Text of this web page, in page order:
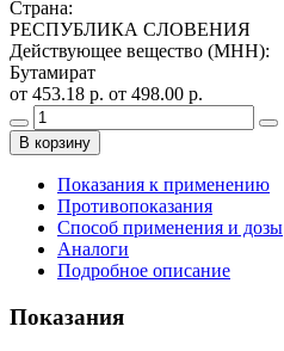
Страна:
РЕСПУБЛИКА СЛОВЕНИЯ
Действующее вещество (МНН):
Бутамират
от 453.18 р. от 498.00 р.
В корзину
Показания к применению
Противопоказания
Способ применения и дозы
Аналоги
Подробное описание
Показания